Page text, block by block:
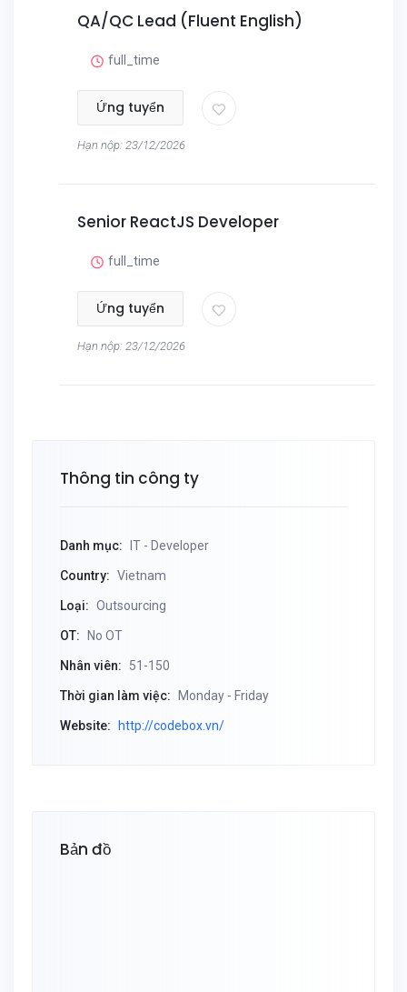
QA/QC Lead (Fluent English)
full_time
Ứng tuyển
Hạn nộp: 23/12/2026
Senior ReactJS Developer
full_time
Ứng tuyển
Hạn nộp: 23/12/2026
Thông tin công ty
Danh mục: IT - Developer
Country: Vietnam
Loại: Outsourcing
OT: No OT
Nhân viên: 51-150
Thời gian làm việc: Monday - Friday
Website: http://codebox.vn/
Bản đồ